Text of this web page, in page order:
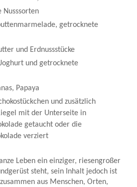
Nusssorten
getrocknete
und Erdnussstücke
Joghurt und getrocknete
Papaya
und zusätzlich
mit der Unterseite in
getaucht oder die
verziert
Leben ein einziger, riesengroßer
steht, sein Inhalt jedoch ist
aus Menschen, Orten,